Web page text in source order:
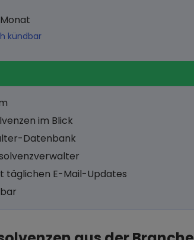
kündbar
im Blick
Datenbank
täglichen E-Mail-Updates